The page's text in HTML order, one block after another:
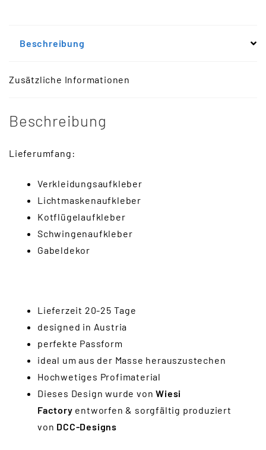
Beschreibung
Zusätzliche Informationen
Beschreibung
Lieferumfang:
Verkleidungsaufkleber
Lichtmaskenaufkleber
Kotflügelaufkleber
Schwingenaufkleber
Gabeldekor
Lieferzeit 20-25 Tage
designed in Austria
perfekte Passform
ideal um aus der Masse herauszustechen
Hochwetiges Profimaterial
Dieses Design wurde vonWiesi
Factory entworfen & sorgfältig produziert
von DCC-Designs